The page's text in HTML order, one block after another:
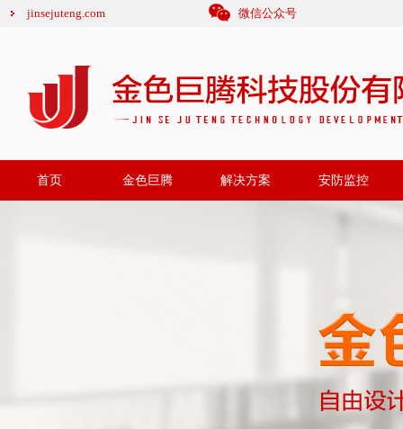
jinsejuteng.com 微信公众号
首页 金色巨腾 解决方案 安防监控